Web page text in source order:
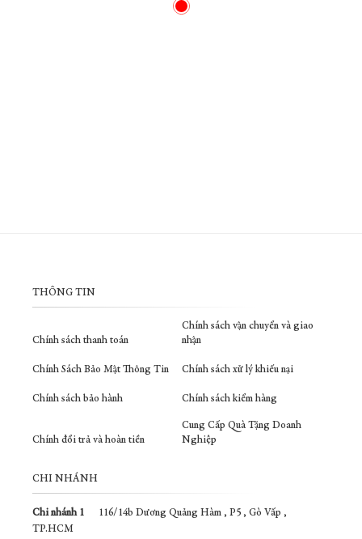
THÔNG TIN
Chính sách thanh toán
Chính sách vận chuyển và giao
nhận
Chính Sách Bảo Mật Thông Tin Chính sách xử lý khiếu nại
Chính sách bảo hành Chính sách kiểm hàng
Chính đổi trả và hoàn tiền
Cung Cấp Quà Tặng Doanh
Nghiệp
CHI NHÁNH
Chi nhánh 1
116/14b Dương Quảng Hàm , P5 , Gò Vấp ,
TP.HCM